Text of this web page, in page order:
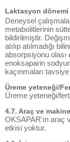
Laktasyon dönemi
Deneysel
metabolitlerinin
bildirilmiştir.
atılıp atılmadığı
absorpsiyonu olası
enoksaparin
kaçınmaları
Üreme yeteneği/
Üreme yeteneği/
4.7. Araç ve
OKSAPAR'ın araç
etkisi yoktur.